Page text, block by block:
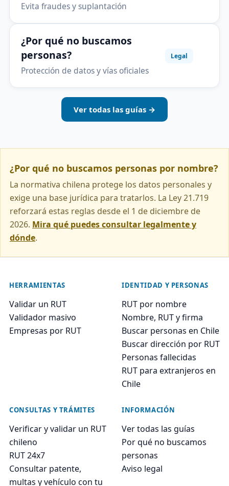
Evita fraudes y suplantación
¿Por qué no buscamos
personas?
Protección de datos y vías oficiales
Legal
Ver todas las guías →
¿Por qué no buscamos personas por nombre?
La normativa chilena protege los datos personales y
exige una base jurídica para tratarlos. La Ley 21.719
reforzará estas reglas desde el 1 de diciembre de
2026. Mira qué puedes consultar legalmente y
dónde.
HERRAMIENTAS
Validar un RUT
Validador masivo
Empresas por RUT
IDENTIDAD Y PERSONAS
RUT por nombre
Nombre, RUT y firma
Buscar personas en Chile
Buscar dirección por RUT
Personas fallecidas
RUT para extranjeros en
Chile
CONSULTAS Y TRÁMITES
Verificar y validar un RUT
chileno
RUT 24x7
Consultar patente,
multas y vehículo con tu
INFORMACIÓN
Ver todas las guías
Por qué no buscamos
personas
Aviso legal